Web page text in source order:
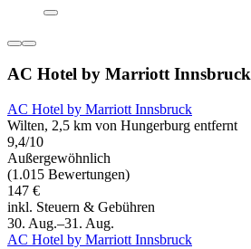
AC Hotel by Marriott Innsbruck
AC Hotel by Marriott Innsbruck
Wilten, 2,5 km von Hungerburg entfernt
9,4/10
Außergewöhnlich
(1.015 Bewertungen)
147 €
inkl. Steuern & Gebühren
30. Aug.–31. Aug.
AC Hotel by Marriott Innsbruck